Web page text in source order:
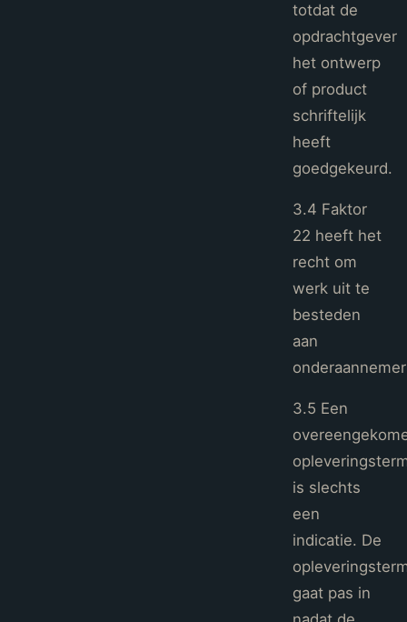
totdat de
opdrachtgever
het ontwerp
of product
schriftelijk
heeft
goedgekeurd.
3.4 Faktor
22 heeft het
recht om
werk uit te
besteden
aan
3.5 Een
is slechts
een
indicatie. De
gaat pas in